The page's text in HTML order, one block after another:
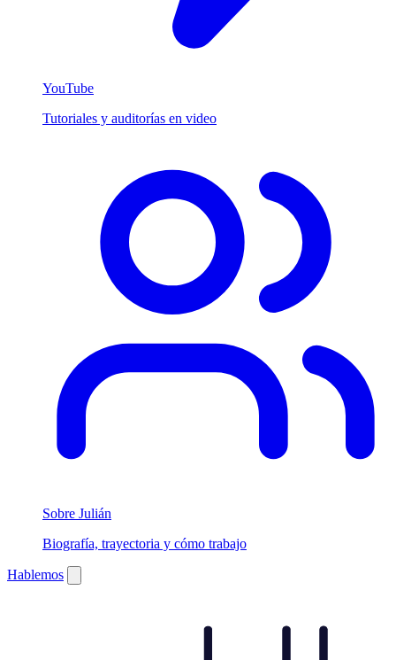
YouTube
Tutoriales y auditorías en video
Sobre Julián
Biografía, trayectoria y cómo trabajo
Hablemos